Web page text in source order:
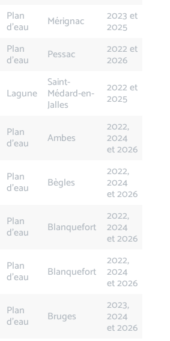
Plan
d’eau Mérignac 2023 et
2025
Plan
d’eau Pessac 2022 et
2026
Lagune
Saint-
Médard-en-
Jalles
2022 et
2025
Plan
d’eau Ambes
2022,
2024
et 2026
Plan
d’eau Bègles
2022,
2024
et 2026
Plan
d’eau Blanquefort
2022,
2024
et 2026
Plan
d’eau Blanquefort
2022,
2024
et 2026
Plan
d’eau Bruges
2023,
2024
et 2026